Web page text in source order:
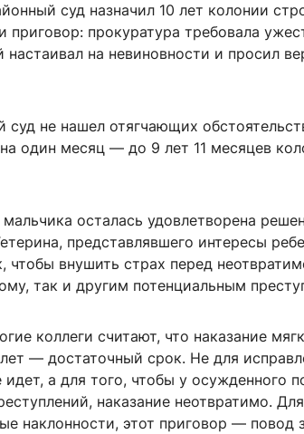
суд назначил 10 лет колонии
прокуратура требовала
настаивал на невиновности и просил
суд не нашел отягчающих
один месяц — до 9 лет 11 месяцев
осталась удовлетворена
представлявшего интересы
чтобы внушить страх перед
так и другим потенциальным
коллеги считают, что наказание
— достаточный срок. Не для
а для того, чтобы у осужденного
наказание неотвратимо.
наклонности, этот приговор — повод